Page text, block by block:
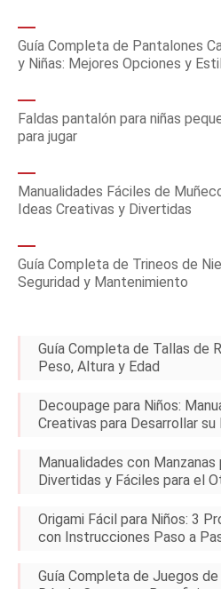
Guía Completa de Pantalones
y Niñas: Mejores Opciones y
Faldas pantalón para niñas
para jugar
Manualidades Fáciles de
Ideas Creativas y Divertidas
Guía Completa de Trineos de
Seguridad y Mantenimiento
Guía Completa de Tallas de
Peso, Altura y Edad
Decoupage para Niños:
Creativas para Desarrollar su
Manualidades con Manzanas
Divertidas y Fáciles para el
Origami Fácil para Niños: 3
con Instrucciones Paso a
Guía Completa de Juegos